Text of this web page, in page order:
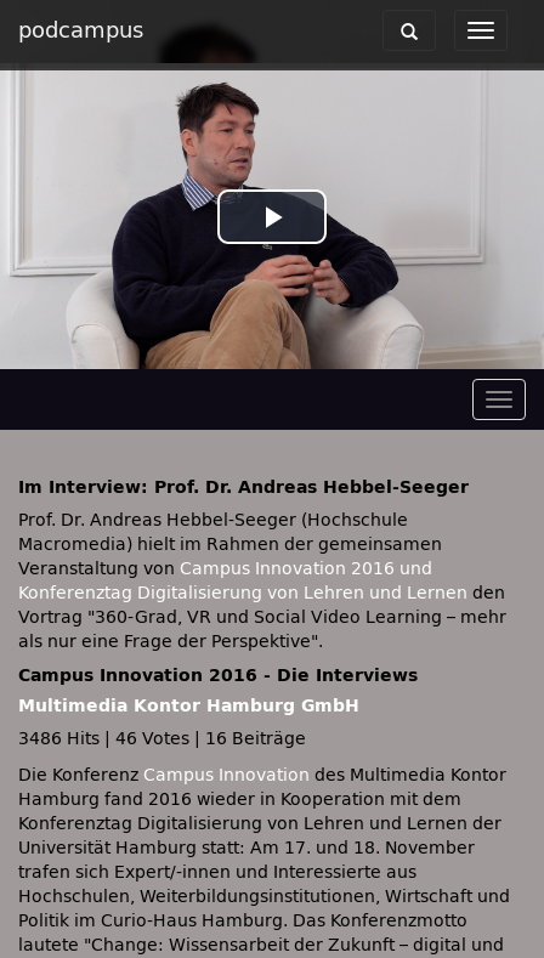
podcampus
Toggle
Toggle
Play
Video
Im Interview: Prof. Dr. Andreas Hebbel-Seeger
Prof. Dr. Andreas Hebbel-Seeger (Hochschule
Macromedia) hielt im Rahmen der gemeinsamen
Veranstaltung von Campus Innovation 2016 und
Konferenztag Digitalisierung von Lehren und Lernen den
Vortrag
360-Grad, VR und Social Video Learning – mehr
als nur eine Frage der Perspektive .
Campus Innovation 2016 - Die Interviews
Multimedia Kontor Hamburg GmbH
3486 Hits
46 Votes
16 Beiträge
Die Konferenz Campus Innovation des Multimedia Kontor
Hamburg fand 2016 wieder in Kooperation mit dem
Konferenztag Digitalisierung von Lehren und Lernen der
Universität Hamburg statt: Am 17. und 18. November
trafen sich Expert/-innen und Interessierte aus
Hochschulen, Weiterbildungsinstitutionen, Wirtschaft und
Politik im Curio-Haus Hamburg. Das Konferenzmotto
lautete
Change: Wissensarbeit der Zukunft – digital und